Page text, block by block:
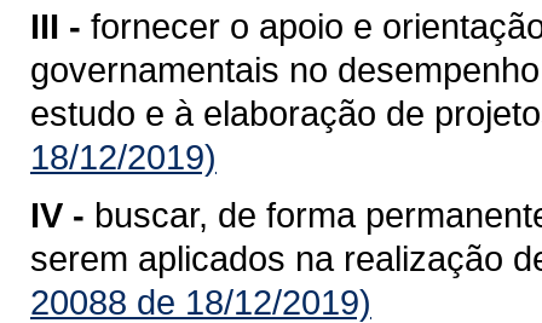
III - fornecer o apoio e
governamentais no
estudo e à elaboração de
18/12/2019)
IV - buscar, de forma
serem aplicados na realização
20088 de 18/12/2019)